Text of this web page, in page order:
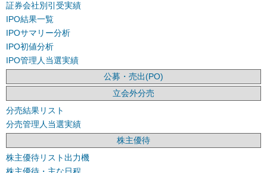
証券会社別引受実績
IPO結果一覧
IPOサマリー分析
IPO初値分析
IPO管理人当選実績
公募・売出(PO)
立会外分売
分売結果リスト
分売管理人当選実績
株主優待
株主優待リスト出力機